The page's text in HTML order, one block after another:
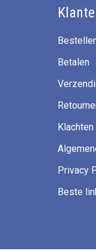
Betalen
Klachten
Privacy
Beste